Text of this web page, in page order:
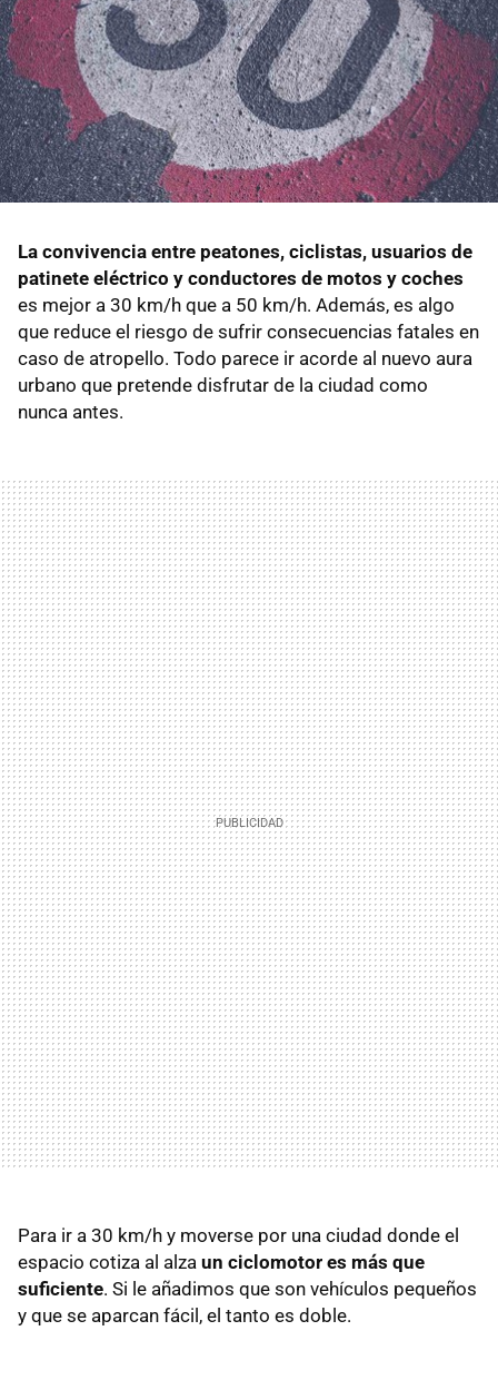
La convivencia entre peatones, ciclistas, usuarios de
patinete eléctrico y conductores de motos y coches
es mejor a 30 km/h que a 50 km/h. Además, es algo
que reduce el riesgo de sufrir consecuencias fatales en
caso de atropello. Todo parece ir acorde al nuevo aura
urbano que pretende disfrutar de la ciudad como
nunca antes.
Para ir a 30 km/h y moverse por una ciudad donde el
espacio cotiza al alza un ciclomotor es más que
suficiente. Si le añadimos que son vehículos pequeños
y que se aparcan fácil, el tanto es doble.